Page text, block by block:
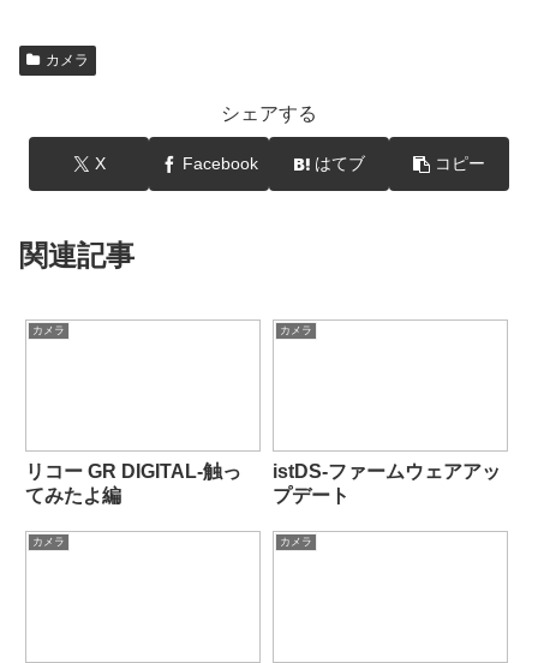
カメラ
シェアする
X Facebook はてブ コピー
関連記事
カメラ
リコー GR DIGITAL-触っ
てみたよ編
カメラ
istDS-ファームウェアアッ
プデート
カメラ カメラ